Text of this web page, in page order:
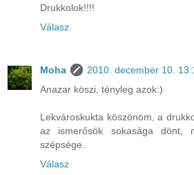
Drukkolok!!!!
Válasz
Moha
2010. december 10.
Anazar köszi, tényleg azok:)
Lekvároskukta köszönöm, a
az ismerősök sokasága dönt,
szépsége.
Válasz